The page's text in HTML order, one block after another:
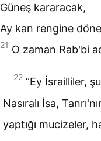
Güneş kararacak,
Ay kan rengine
21 O zaman Rab'bi
22 “Ey İsrailliler,
Nasıralı İsa,
yaptığı mucizeler,